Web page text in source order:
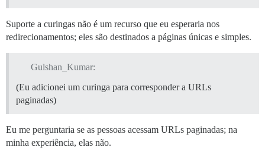
Suporte a curingas não é um recurso que eu esperaria nos
redirecionamentos; eles são destinados a páginas únicas e simples.
Gulshan_Kumar:
(Eu adicionei um curinga para corresponder a URLs
paginadas)
Eu me perguntaria se as pessoas acessam URLs paginadas; na
minha experiência, elas não.